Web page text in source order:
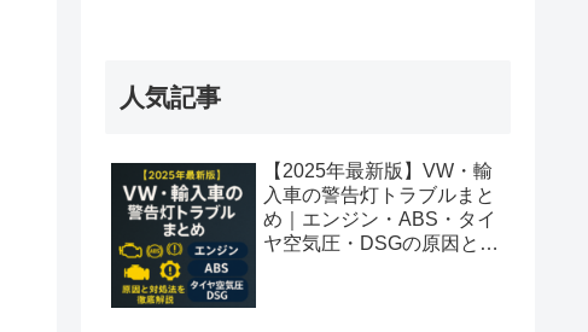
人気記事
【2025年最新版】VW・輸
入車の警告灯トラブルまと
め｜エンジン・ABS・タイ
ヤ空気圧・DSGの原因と対